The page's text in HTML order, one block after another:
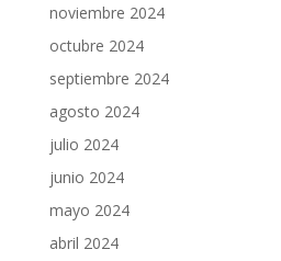
noviembre 2024
octubre 2024
septiembre 2024
agosto 2024
julio 2024
junio 2024
mayo 2024
abril 2024